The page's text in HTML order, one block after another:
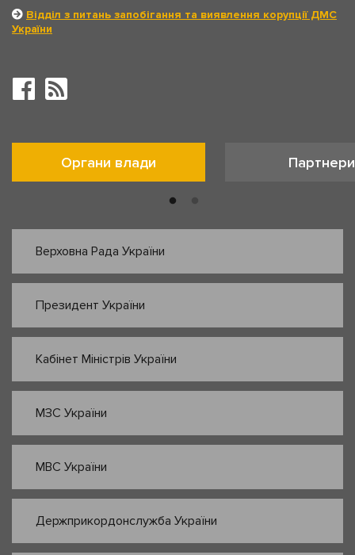
Відділ з питань запобігання та виявлення корупції ДМС
України
Органи влади Партнери
Верховна Рада України
Президент України
Кабінет Міністрів України
МЗС України
МВС України
Держприкордонслужба України